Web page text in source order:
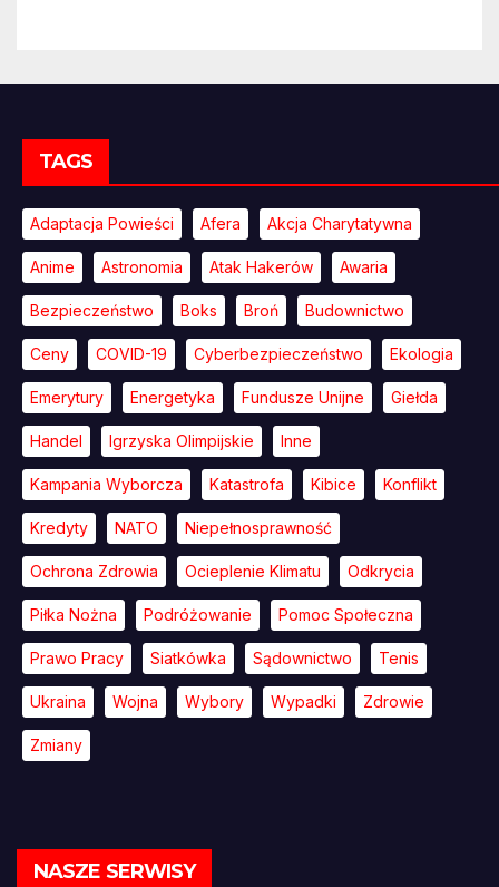
TAGS
Adaptacja Powieści Afera Akcja Charytatywna
Anime Astronomia Atak Hakerów Awaria
Bezpieczeństwo Boks Broń Budownictwo
Ceny COVID-19 Cyberbezpieczeństwo Ekologia
Emerytury Energetyka Fundusze Unijne Giełda
Handel Igrzyska Olimpijskie Inne
Kampania Wyborcza Katastrofa Kibice Konflikt
Kredyty NATO Niepełnosprawność
Ochrona Zdrowia Ocieplenie Klimatu Odkrycia
Piłka Nożna Podróżowanie Pomoc Społeczna
Prawo Pracy Siatkówka Sądownictwo Tenis
Ukraina Wojna Wybory Wypadki Zdrowie
Zmiany
NASZE SERWISY